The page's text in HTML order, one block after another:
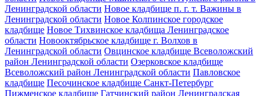
Ленинградской области Новое кладбище п. г. т. Важины в
Ленинградской области Новое Колпинское городское
кладбище Новое Тихвинское кладбища Ленинградское
области Новооктябрьское кладбище г. Волхов в
Ленинградской области Овцинское кладбище Всеволожский
район Ленинградской области Озерковское кладбище
Всеволожский район Ленинградской области Павловское
кладбище Песочинское кладбище Санкт-Петербург
Пижменское кладбище Гатчинский район Ленинградская